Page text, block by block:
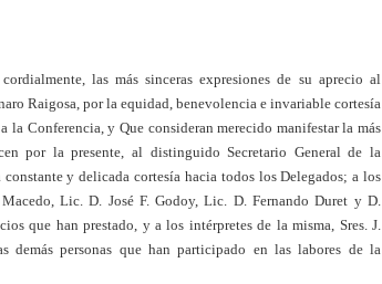
las más sinceras expresiones de su aprecio al
Raigosa, por la equidad, benevolencia e invariable cortesía
la Conferencia, y Que consideran merecido manifestar la más
por la presente, al distinguido Secretario General de la
y delicada cortesía hacia todos los Delegados; a los
Lic. D. José F. Godoy, Lic. D. Fernando Duret y D.
que han prestado, y a los intérpretes de la misma, Sres. J.
personas que han participado en las labores de la